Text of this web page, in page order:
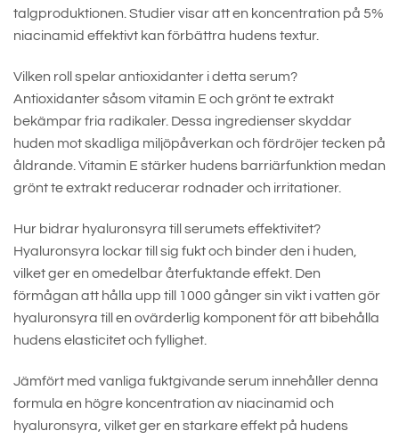
talgproduktionen. Studier visar att en koncentration på 5%
niacinamid effektivt kan förbättra hudens textur.
Vilken roll spelar antioxidanter i detta serum?
Antioxidanter såsom vitamin E och grönt te extrakt
bekämpar fria radikaler. Dessa ingredienser skyddar
huden mot skadliga miljöpåverkan och fördröjer tecken på
åldrande. Vitamin E stärker hudens barriärfunktion medan
grönt te extrakt reducerar rodnader och irritationer.
Hur bidrar hyaluronsyra till serumets effektivitet?
Hyaluronsyra lockar till sig fukt och binder den i huden,
vilket ger en omedelbar återfuktande effekt. Den
förmågan att hålla upp till 1000 gånger sin vikt i vatten gör
hyaluronsyra till en ovärderlig komponent för att bibehålla
hudens elasticitet och fyllighet.
Jämfört med vanliga fuktgivande serum innehåller denna
formula en högre koncentration av niacinamid och
hyaluronsyra, vilket ger en starkare effekt på hudens